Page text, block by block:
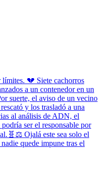
límites. 💔 Siete cachorros
a un contenedor en un
suerte, el aviso de un vecino
y los trasladó a una
al análisis de ADN, el
ser el responsable por
Ojalá este sea solo el
quede impune tras el